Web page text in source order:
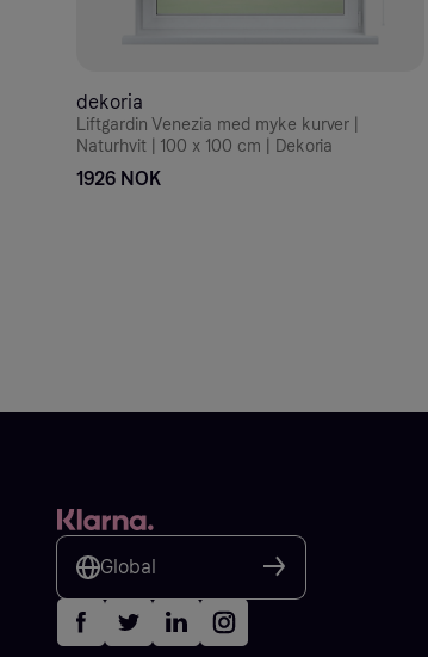
dekoria
Liftgardin Venezia med myke kurver |
Naturhvit | 100 x 100 cm | Dekoria
1926 NOK
Global